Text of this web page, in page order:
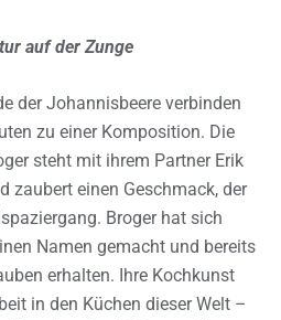
auf der Zunge
der Johannisbeere verbinden
zu einer Komposition. Die
steht mit ihrem Partner Erik
zaubert einen Geschmack, der
Broger hat sich
Namen gemacht und bereits
erhalten. Ihre Kochkunst
in den Küchen dieser Welt –